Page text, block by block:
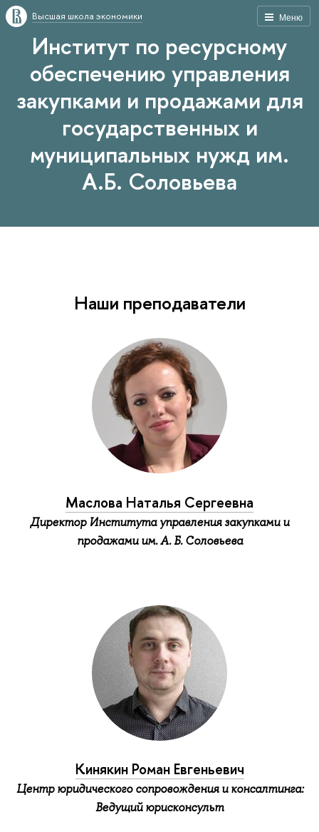
Меню
Высшая школа экономики
Институт по ресурсному
обеспечению управления
закупками и продажами для
государственных и
муниципальных нужд им.
А.Б. Соловьева
Наши преподаватели
Маслова Наталья Сергеевна
Директор Института управления закупками и
продажами им. А. Б. Соловьева
Кинякин Роман Евгеньевич
Центр юридического сопровождения и консалтинга:
Ведущий юрисконсульт